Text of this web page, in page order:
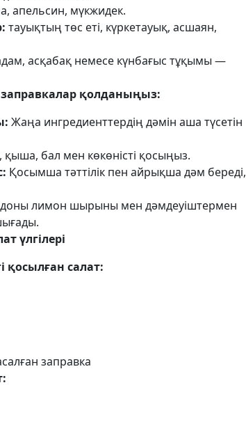
апельсин, мүкжидек.
тауықтың төс еті, күркетауық, асшаян,
асқабақ немесе күнбағыс тұқымы —
қолданыңыз:
Жаңа ингредиенттердің дәмін аша түсетін
қыша, бал мен көкөністі қосыңыз.
Қосымша тәттілік пен айрықша дәм береді,
лимон шырыны мен дәмдеуіштермен
үлгілері
қосылған салат:
заправка